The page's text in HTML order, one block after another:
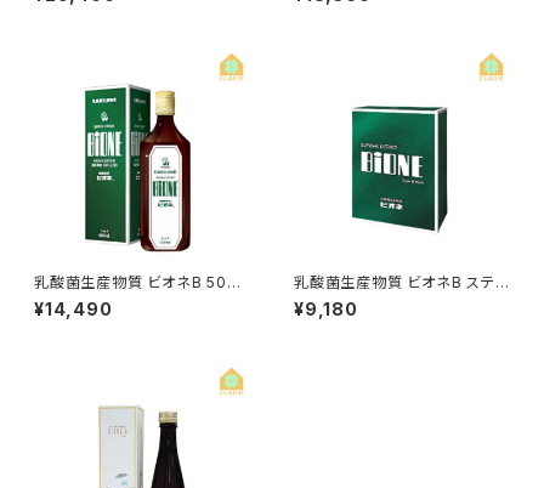
＋ 舞茸活性粒（180粒入り）1
乳酸菌生産物質 ビオネB 500
ml
¥14,490
乳酸菌生産物質 ビオネB スティ
ック 10ml×30包
¥9,180